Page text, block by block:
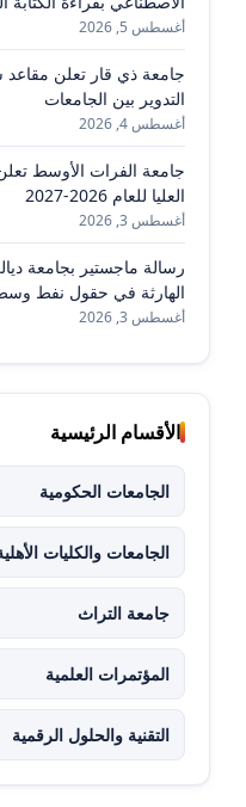
أغسطس 5, 2026
جامعة ذي قار تعلن مقاعد
التدوير بين الجامعات
أغسطس 4, 2026
جامعة الفرات الأوسط
العليا للعام 2026-2027
أغسطس 3, 2026
رسالة ماجستير بجامعة
الهارثة في حقول نفط
أغسطس 3, 2026
الأقسام الرئيسية
الجامعات الحكومية
الجامعات والكليات
جامعة التراث
المؤتمرات العلمية
التقنية والحلول الرقمية